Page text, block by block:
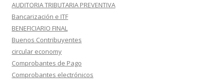
AUDITORIA TRIBUTARIA PREVENTIVA
Bancarización e ITF
BENEFICIARIO FINAL
Buenos Contribuyentes
circular economy
Comprobantes de Pago
Comprobantes electrónicos